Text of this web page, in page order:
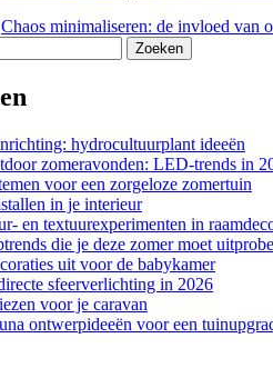
Chaos minimaliseren: de invloed van
hydrocultuurplant ideeën
zomeravonden: LED-trends in
voor een zorgeloze zomertuin
in je interieur
en textuurexperimenten in
die je deze zomer moet
uit voor de babykamer
sfeerverlichting in 2026
voor je caravan
ontwerpideeën voor een